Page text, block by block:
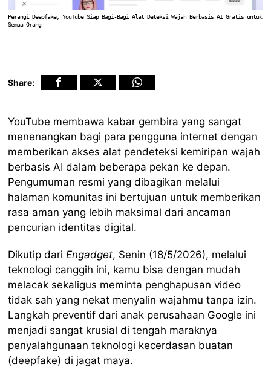
Perangi Deepfake, YouTube Siap Bagi-Bagi Alat Deteksi Wajah Berbasis AI Gratis untuk
Semua Orang
Share:
YouTube membawa kabar gembira yang sangat
menenangkan bagi para pengguna internet dengan
memberikan akses alat pendeteksi kemiripan wajah
berbasis AI dalam beberapa pekan ke depan.
Pengumuman resmi yang dibagikan melalui
halaman komunitas ini bertujuan untuk memberikan
rasa aman yang lebih maksimal dari ancaman
pencurian identitas digital.
Dikutip dari Engadget, Senin (18/5/2026), melalui
teknologi canggih ini, kamu bisa dengan mudah
melacak sekaligus meminta penghapusan video
tidak sah yang nekat menyalin wajahmu tanpa izin.
Langkah preventif dari anak perusahaan Google ini
menjadi sangat krusial di tengah maraknya
penyalahgunaan teknologi kecerdasan buatan
(deepfake) di jagat maya.